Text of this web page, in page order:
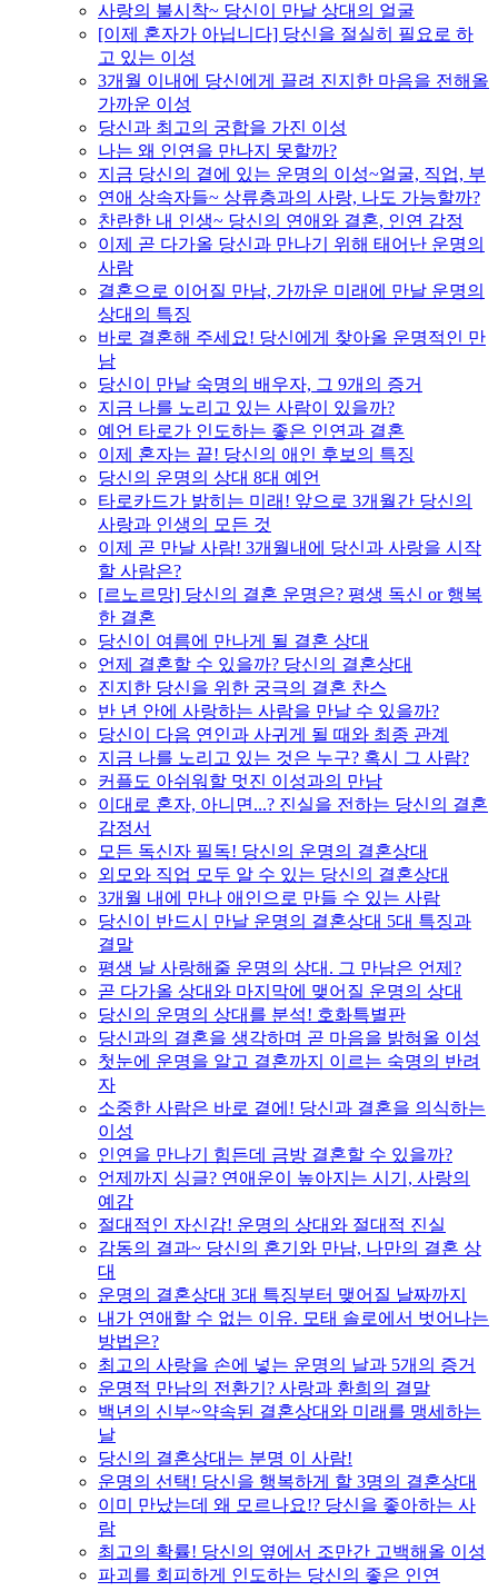
사랑의 불시착~ 당신이 만날 상대의 얼굴
[이제 혼자가 아닙니다] 당신을 절실히 필요로 하
고 있는 이성
3개월 이내에 당신에게 끌려 진지한 마음을 전해올
가까운 이성
당신과 최고의 궁합을 가진 이성
나는 왜 인연을 만나지 못할까?
지금 당신의 곁에 있는 운명의 이성~얼굴, 직업, 부
연애 상속자들~ 상류층과의 사랑, 나도 가능할까?
찬란한 내 인생~ 당신의 연애와 결혼, 인연 감정
이제 곧 다가올 당신과 만나기 위해 태어난 운명의
사람
결혼으로 이어질 만남, 가까운 미래에 만날 운명의
상대의 특징
바로 결혼해 주세요! 당신에게 찾아올 운명적인 만
남
당신이 만날 숙명의 배우자, 그 9개의 증거
지금 나를 노리고 있는 사람이 있을까?
예언 타로가 인도하는 좋은 인연과 결혼
이제 혼자는 끝! 당신의 애인 후보의 특징
당신의 운명의 상대 8대 예언
타로카드가 밝히는 미래! 앞으로 3개월간 당신의
사랑과 인생의 모든 것
이제 곧 만날 사람! 3개월내에 당신과 사랑을 시작
할 사람은?
[르노르망] 당신의 결혼 운명은? 평생 독신 or 행복
한 결혼
당신이 여름에 만나게 될 결혼 상대
언제 결혼할 수 있을까? 당신의 결혼상대
진지한 당신을 위한 궁극의 결혼 찬스
반 년 안에 사랑하는 사람을 만날 수 있을까?
당신이 다음 연인과 사귀게 될 때와 최종 관계
지금 나를 노리고 있는 것은 누구? 혹시 그 사람?
커플도 아쉬워할 멋진 이성과의 만남
이대로 혼자, 아니면...? 진실을 전하는 당신의 결혼
감정서
모든 독신자 필독! 당신의 운명의 결혼상대
외모와 직업 모두 알 수 있는 당신의 결혼상대
3개월 내에 만나 애인으로 만들 수 있는 사람
당신이 반드시 만날 운명의 결혼상대 5대 특징과
결말
평생 날 사랑해줄 운명의 상대. 그 만남은 언제?
곧 다가올 상대와 마지막에 맺어질 운명의 상대
당신의 운명의 상대를 분석! 호화특별판
당신과의 결혼을 생각하며 곧 마음을 밝혀올 이성
첫눈에 운명을 알고 결혼까지 이르는 숙명의 반려
자
소중한 사람은 바로 곁에! 당신과 결혼을 의식하는
이성
인연을 만나기 힘든데 금방 결혼할 수 있을까?
언제까지 싱글? 연애운이 높아지는 시기, 사랑의
예감
절대적인 자신감! 운명의 상대와 절대적 진실
감동의 결과~ 당신의 혼기와 만남, 나만의 결혼 상
대
운명의 결혼상대 3대 특징부터 맺어질 날짜까지
내가 연애할 수 없는 이유. 모태 솔로에서 벗어나는
방법은?
최고의 사랑을 손에 넣는 운명의 날과 5개의 증거
운명적 만남의 전환기? 사랑과 환희의 결말
백년의 신부~약속된 결혼상대와 미래를 맹세하는
날
당신의 결혼상대는 분명 이 사람!
운명의 선택! 당신을 행복하게 할 3명의 결혼상대
이미 만났는데 왜 모르나요!? 당신을 좋아하는 사
람
최고의 확률! 당신의 옆에서 조만간 고백해올 이성
파괴를 회피하게 인도하는 당신의 좋은 인연